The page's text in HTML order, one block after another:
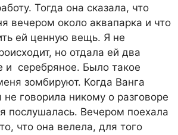
Тогда она сказала, что
вечером около аквапарка и что
ей ценную вещь. Я не
но отдала ей два
и серебряное. Было такое
зомбируют. Когда Ванга
не говорила никому о разговоре
послушалась. Вечером поехала
что она велела, для того